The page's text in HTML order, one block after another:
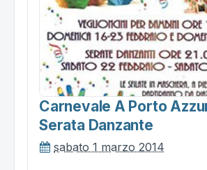
Carnevale A Porto
Serata Danzante
sabato 1 marzo 2014